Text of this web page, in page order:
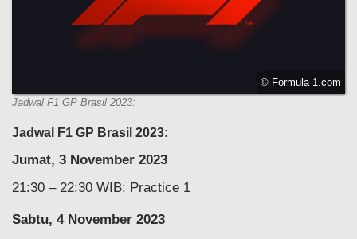
© Formula 1.com
Jadwal F1 GP Brasil 2023:
Jadwal F1 GP Brasil 2023:
Jumat, 3 November 2023
21:30 – 22:30 WIB: Practice 1
Sabtu, 4 November 2023